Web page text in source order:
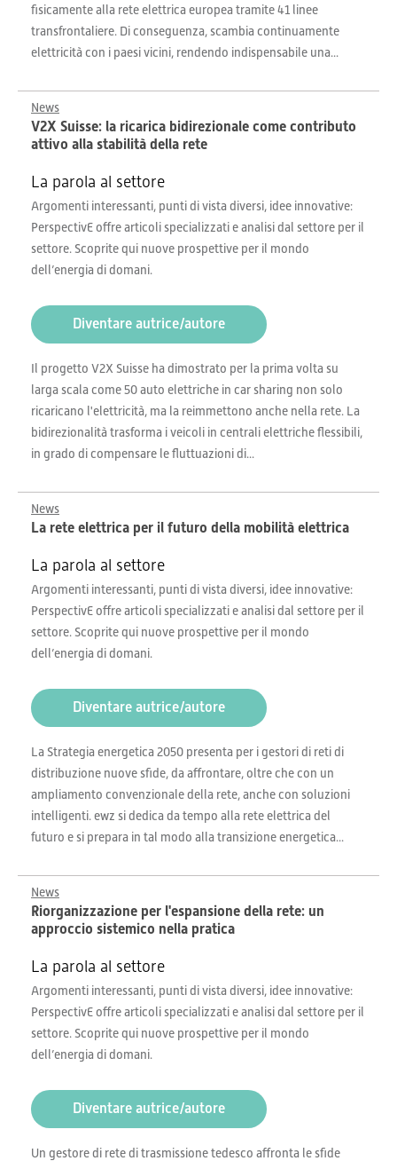
fisicamente alla rete elettrica europea tramite 41 linee
transfrontaliere. Di conseguenza, scambia continuamente
elettricità con i paesi vicini, rendendo indispensabile una...
News
V2X Suisse: la ricarica bidirezionale come contributo
attivo alla stabilità della rete
La parola al settore
Argomenti interessanti, punti di vista diversi, idee innovative:
PerspectivE offre articoli specializzati e analisi dal settore per il
settore. Scoprite qui nuove prospettive per il mondo
dell’energia di domani.
Diventare autrice/autore
Il progetto V2X Suisse ha dimostrato per la prima volta su
larga scala come 50 auto elettriche in car sharing non solo
ricaricano l'elettricità, ma la reimmettono anche nella rete. La
bidirezionalità trasforma i veicoli in centrali elettriche flessibili,
in grado di compensare le fluttuazioni di...
News
La rete elettrica per il futuro della mobilità elettrica
La parola al settore
Argomenti interessanti, punti di vista diversi, idee innovative:
PerspectivE offre articoli specializzati e analisi dal settore per il
settore. Scoprite qui nuove prospettive per il mondo
dell’energia di domani.
Diventare autrice/autore
La Strategia energetica 2050 presenta per i gestori di reti di
distribuzione nuove sfide, da affrontare, oltre che con un
ampliamento convenzionale della rete, anche con soluzioni
intelligenti. ewz si dedica da tempo alla rete elettrica del
futuro e si prepara in tal modo alla transizione energetica...
News
Riorganizzazione per l'espansione della rete: un
approccio sistemico nella pratica
La parola al settore
Argomenti interessanti, punti di vista diversi, idee innovative:
PerspectivE offre articoli specializzati e analisi dal settore per il
settore. Scoprite qui nuove prospettive per il mondo
dell’energia di domani.
Diventare autrice/autore
Un gestore di rete di trasmissione tedesco affronta le sfide